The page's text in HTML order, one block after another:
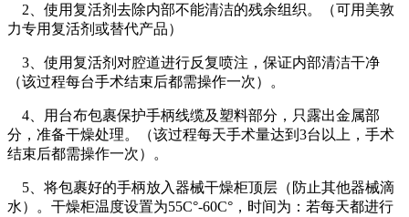
2、使用复活剂去除内部不能清洁的残余组织。（可用美敦
力专用复活剂或替代产品）
3、使用复活剂对腔道进行反复喷注，保证内部清洁干净
（该过程每台手术结束后都需操作一次）。
4、用台布包裹保护手柄线缆及塑料部分，只露出金属部
分，准备干燥处理。（该过程每天手术量达到3台以上，手术
结束后都需操作一次）。
5、将包裹好的手柄放入器械干燥柜顶层（防止其他器械滴
水）。干燥柜温度设置为55C°-60C°，时间为：若每天都进行